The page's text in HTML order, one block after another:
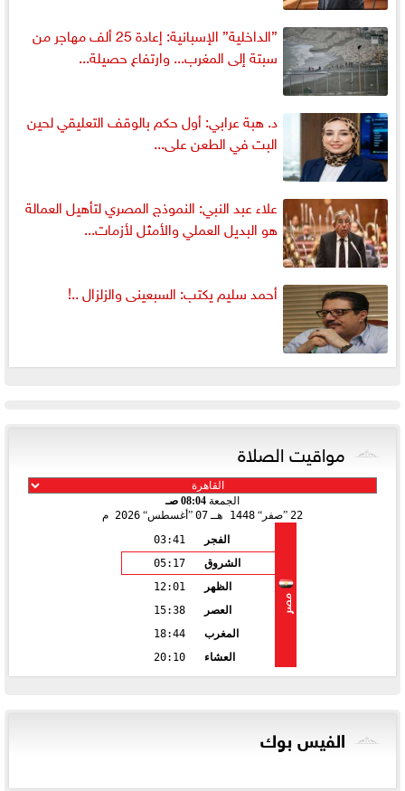
”الداخلية” الإسبانية: إعادة 25 ألف مهاجر من
سبتة إلى المغرب... وارتفاع حصيلة...
د. هبة عرابي: أول حكم بالوقف التعليقي لحين
البت في الطعن على...
علاء عبد النبي: النموذج المصري لتأهيل العمالة
هو البديل العملي والأمثل لأزمات...
أحمد سليم يكتب: السبعينى والزلزال ..!
مواقيت الصلاة
الجمعة 08:04 صـ
22 صفر 1448 هـ 07 أغسطس 2026 م
مصر
الفجر
03:41
الشروق
05:17
الظهر
12:01
العصر
15:38
المغرب
18:44
العشاء
20:10
الفيس بوك